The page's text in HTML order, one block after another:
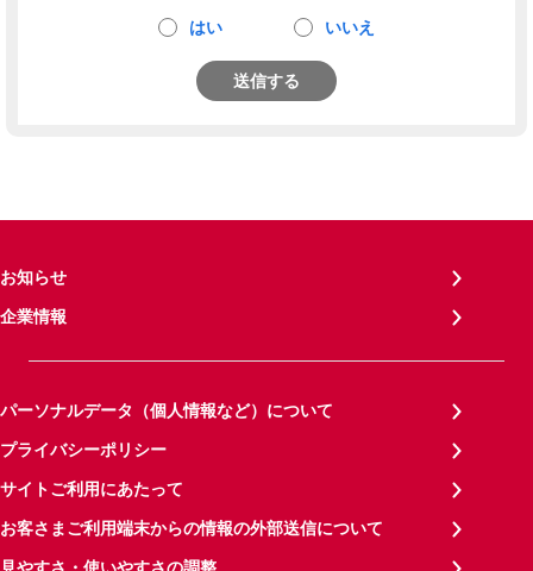
はい いいえ
送信する
お知らせ
企業情報
パーソナルデータ（個人情報など）について
プライバシーポリシー
サイトご利用にあたって
お客さまご利用端末からの情報の外部送信について